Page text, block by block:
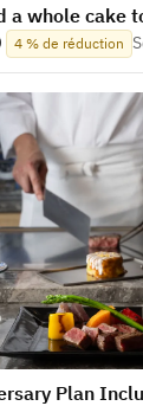
a whole cake
4 % de réduction
Plan